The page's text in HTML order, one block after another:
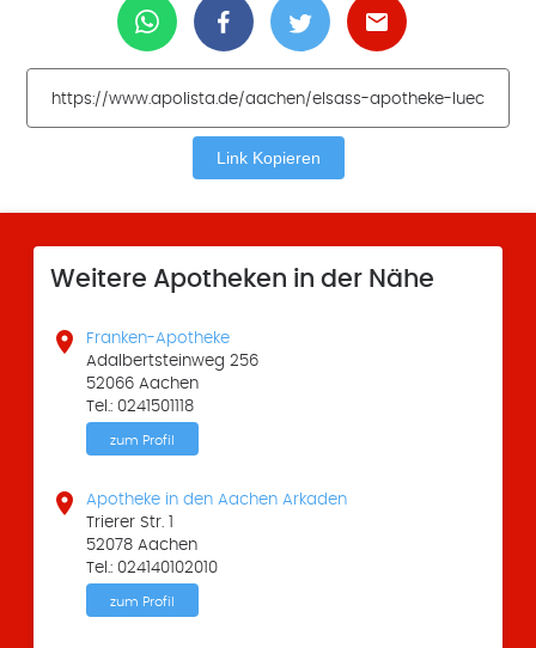
Link Kopieren
Weitere Apotheken in der Nähe

Franken-Apotheke
Adalbertsteinweg 256
52066 Aachen
Tel.: 0241501118
zum Profil

Apotheke in den Aachen Arkaden
Trierer Str. 1
52078 Aachen
Tel.: 024140102010
zum Profil